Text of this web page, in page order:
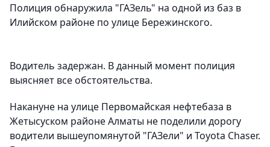
Полиция обнаружила "ГАЗель" на одной из баз в
Илийском районе по улице Бережинского.
Водитель задержан. В данный момент полиция
выясняет все обстоятельства.
Накануне на улице Первомайская нефтебаза в
Жетысуском районе Алматы не поделили дорогу
водители вышеупомянутой "ГАЗели" и Toyota Chaser.